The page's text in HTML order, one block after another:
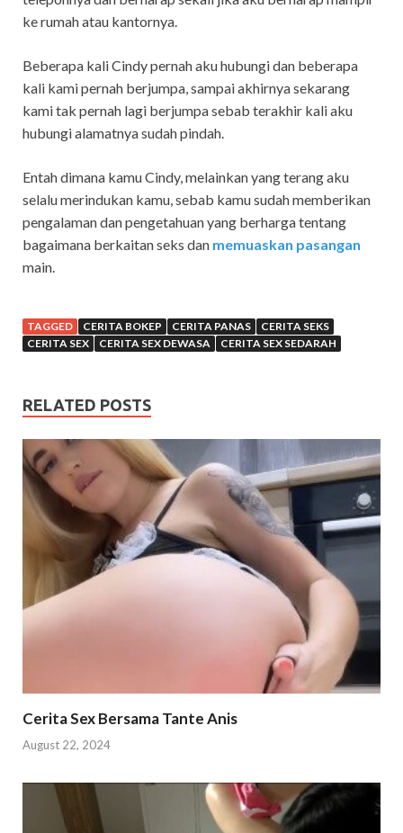
ke rumah atau kantornya.
Beberapa kali Cindy pernah aku hubungi dan beberapa
kali kami pernah berjumpa, sampai akhirnya sekarang
kami tak pernah lagi berjumpa sebab terakhir kali aku
hubungi alamatnya sudah pindah.
Entah dimana kamu Cindy, melainkan yang terang aku
selalu merindukan kamu, sebab kamu sudah memberikan
pengalaman dan pengetahuan yang berharga tentang
bagaimana berkaitan seks dan memuaskan pasangan
main.
TAGGED CERITA BOKEP CERITA PANAS
CERITA SEKS
CERITA SEX
CERITA SEX DEWASA CERITA SEX SEDARAH
RELATED POSTS
Cerita Sex Bersama Tante Anis
August 22, 2024